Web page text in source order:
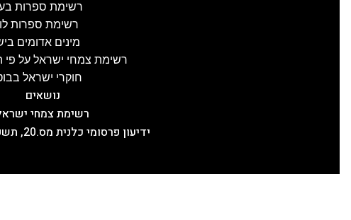
רשימת ספרות
רשימת ספרות
מינים אדומים
רשימת צמחי ישראל על פי
חוקרי ישראל
נושאים
רשימת צמחי
ידיעון פרסומי כלנית מס.20, תשפ"ה, 5.2.2025